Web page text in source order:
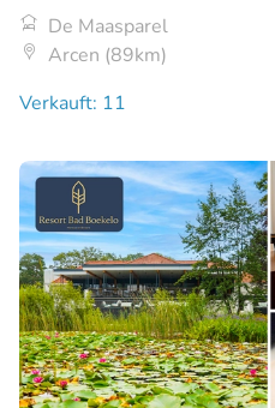
De Maasparel
Arcen (89km)
Verkauft: 11